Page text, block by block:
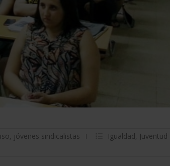
, jóvenes sindicalistas Igualdad, Juventud